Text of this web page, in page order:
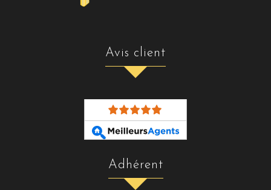
avis client
adhérent